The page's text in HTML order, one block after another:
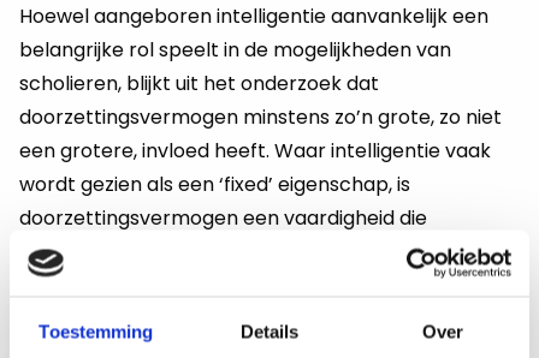
Toestemming Details Over
Hoewel aangeboren intelligentie aanvankelijk een
belangrijke rol speelt in de mogelijkheden van
scholieren, blijkt uit het onderzoek dat
doorzettingsvermogen minstens zo’n grote, zo niet
een grotere, invloed heeft. Waar intelligentie vaak
wordt gezien als een ‘fixed’ eigenschap, is
doorzettingsvermogen een vaardigheid die
ontwikkeld kan worden en die een aanzienlijke
invloed heeft op het vermogen van een leerling om
succes te bereiken op lange termijn. Dit benadrukt